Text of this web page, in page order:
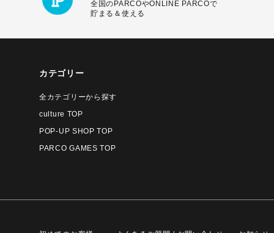
全国のPARCOやONLINE PARCOで
貯まる＆使える
カテゴリー
全カテゴリーから探す
culture TOP
POP-UP SHOP TOP
PARCO GAMES TOP